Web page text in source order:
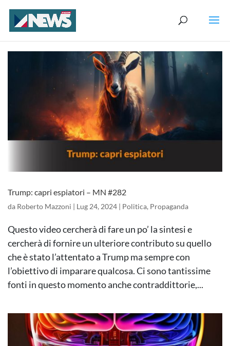
Trump: capri espiatori – MN #282
da Roberto Mazzoni | Lug 24, 2024 | Politica, Propaganda
Questo video cercherà di fare un po’ la sintesi e
cercherà di fornire un ulteriore contributo su quello
che è stato l’attentato a Trump ma sempre con
l’obiettivo di imparare qualcosa. Ci sono tantissime
fonti in questo momento anche contraddittorie,...